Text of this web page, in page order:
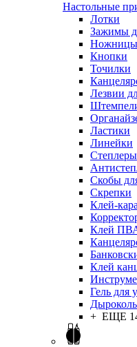
Настольные
Лотки
Зажимы
Ножницы
Кнопки
Точилки
Лезвии
Ластики
Линейки
Степлеры
Скобы
Скрепки
Клей-
Клей
Клей
Гель для
+ ЕЩЕ